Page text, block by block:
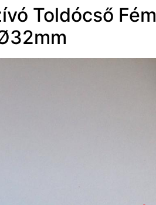
Toldócső Fém